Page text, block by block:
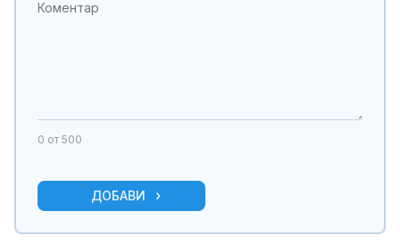
0 от 500
ДОБАВИ